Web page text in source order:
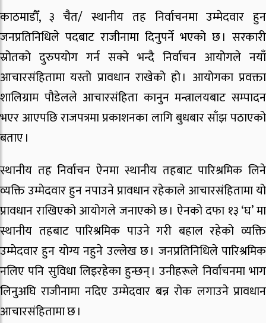
काठमाडौँ, ३ चैत/ स्थानीय तह निर्वाचनमा उम्मेदवार हुन
जनप्रतिनिधिले पदबाट राजीनामा दिनुपर्ने भएको छ । सरकारी
स्रोतको दुरुपयोग गर्न सक्ने भन्दै निर्वाचन आयोगले नयाँ
आचारसंहितामा यस्तो प्रावधान राखेको हो । आयोगका प्रवक्ता
शालिग्राम पौडेलले आचारसंहिता कानुन मन्त्रालयबाट सम्पादन
भएर आएपछि राजपत्रमा प्रकाशनका लागि बुधबार साँझ पठाएको
बताए ।
स्थानीय तह निर्वाचन ऐनमा स्थानीय तहबाट पारिश्रमिक लिने
व्यक्ति उम्मेदवार हुन नपाउने प्रावधान रहेकाले आचारसंहितामा यो
प्रावधान राखिएको आयोगले जनाएको छ । ऐनको दफा १३ ‘घ’ मा
स्थानीय तहबाट पारिश्रमिक पाउने गरी बहाल रहेको व्यक्ति
उम्मेदवार हुन योग्य नहुने उल्लेख छ । जनप्रतिनिधिले पारिश्रमिक
नलिए पनि सुविधा लिइरहेका हुन्छन् । उनीहरूले निर्वाचनमा भाग
लिनुअघि राजीनामा नदिए उम्मेदवार बन्न रोक लगाउने प्रावधान
आचारसंहितामा छ ।